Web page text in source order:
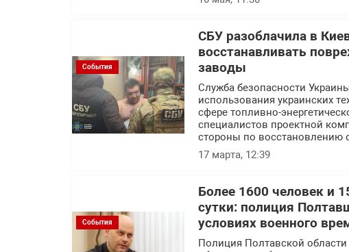
События
СБУ разоблачила в
восстанавливать
заводы
Служба безопасности
использования украинских
сфере топливно-
специалистов проектной
стороны по восстановлению
17 марта, 12:39
События
Более 1600 человек и
сутки: полиция
условиях военного
Полиция Полтавской